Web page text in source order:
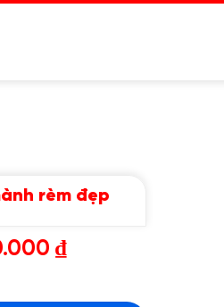
rèm đẹp
₫Giá
hiện
500.000 ₫.